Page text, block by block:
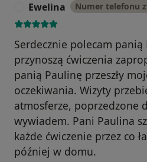
Ewelina Numer telefonu
Serdecznie polecam
przynoszą ćwiczenia
panią Paulinę przeszły
oczekiwania. Wizyty
atmosferze, poprzedzone
wywiadem. Pani Paulina
każde ćwiczenie przez co
później w domu.